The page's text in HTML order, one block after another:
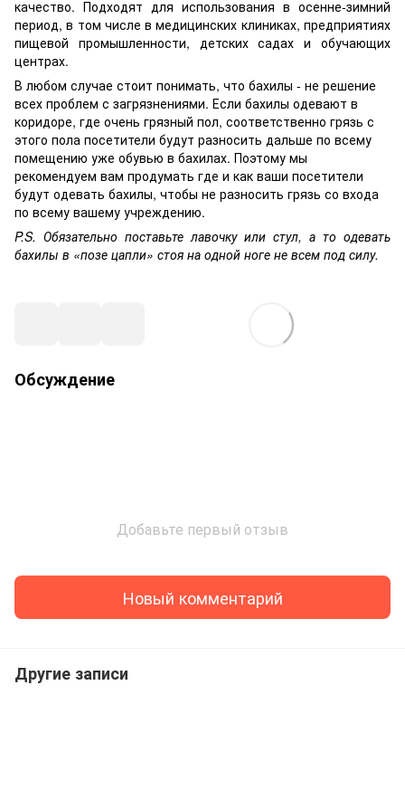
качество. Подходят для использования в осенне-зимний
период, в том числе в медицинских клиниках, предприятиях
пищевой промышленности, детских садах и обучающих
центрах.
В любом случае стоит понимать, что бахилы - не решение
всех проблем с загрязнениями. Если бахилы одевают в
коридоре, где очень грязный пол, соответственно грязь с
этого пола посетители будут разносить дальше по всему
помещению уже обувью в бахилах. Поэтому мы
рекомендуем вам продумать где и как ваши посетители
будут одевать бахилы, чтобы не разносить грязь со входа
по всему вашему учреждению.
P.S. Обязательно поставьте лавочку или стул, а то одевать
бахилы в «позе цапли» стоя на одной ноге не всем под силу.
Обсуждение
Добавьте первый отзыв
Новый комментарий
Другие записи